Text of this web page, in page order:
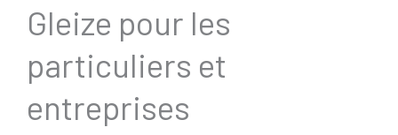
Gleize pour les
particuliers et
entreprises